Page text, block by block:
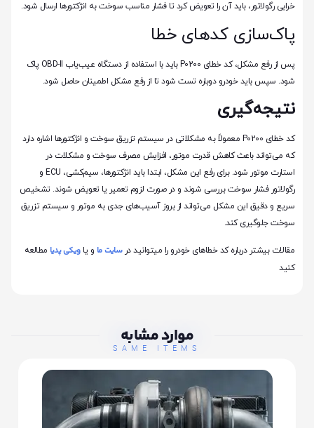
خرابی رگولاتور، باید آن را تعویض کرد تا فشار مناسب سوخت به انژکتورها ارسال شود.
پاک‌سازی کدهای خطا
پس از رفع مشکل، کد خطای P0200 باید با استفاده از دستگاه عیب‌یاب OBD-II پاک
شود. سپس باید خودرو دوباره تست شود تا از رفع مشکل اطمینان حاصل شود.
نتیجه‌گیری
کد خطای P0200 معمولاً به مشکلاتی در سیستم تزریق سوخت و انژکتورها اشاره دارد
که می‌تواند باعث کاهش قدرت موتور، افزایش مصرف سوخت و مشکلات در
استارت موتور شود. برای رفع این مشکل، ابتدا باید انژکتورها، سیم‌کشی، ECU و
رگولاتور فشار سوخت بررسی شوند و در صورت لزوم تعمیر یا تعویض شوند. تشخیص
سریع و دقیق این مشکل می‌تواند از بروز آسیب‌های جدی به موتور و سیستم تزریق
سوخت جلوگیری کند.
مقالات بیشتر درباره کد خطاهای خودرو را میتوانید درسایت ما و یاویکی پدیا مطالعه
کنید
موارد مشابه
SAME ITEMS